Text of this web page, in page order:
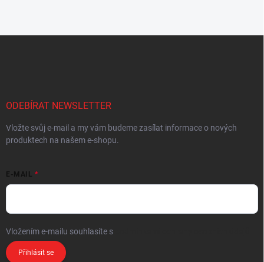
ODEBÍRAT NEWSLETTER
Vložte svůj e-mail a my vám budeme zasílat informace o nových
produktech na našem e-shopu.
E-MAIL
Vložením e-mailu souhlasíte s
Přihlásit se